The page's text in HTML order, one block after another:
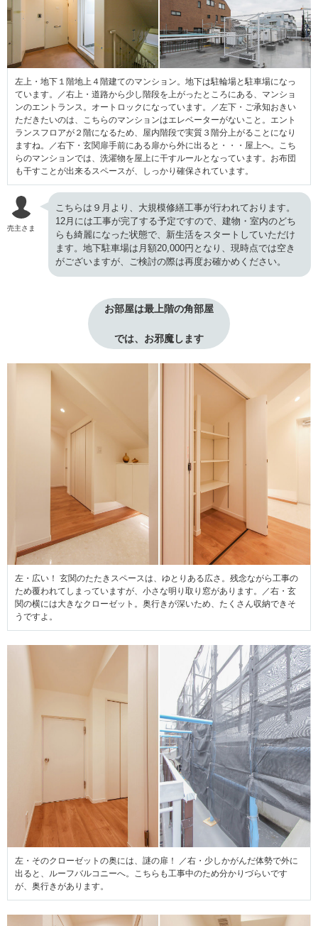
左上・地下１階地上４階建てのマンション。地下は駐輪場と駐車場になっ
ています。／右上・道路から少し階段を上がったところにある、マンショ
ンのエントランス。オートロックになっています。／左下・ご承知おきい
ただきたいのは、こちらのマンションはエレベーターがないこと。エント
ランスフロアが２階になるため、屋内階段で実質３階分上がることになり
ますね。／右下・玄関扉手前にある扉から外に出ると・・・屋上へ。こち
らのマンションでは、洗濯物を屋上に干すルールとなっています。お布団
も干すことが出来るスペースが、しっかり確保されています。
売主さま
こちらは９月より、大規模修繕工事が行われております。
12月には工事が完了する予定ですので、建物・室内のどち
らも綺麗になった状態で、新生活をスタートしていただけ
ます。地下駐車場は月額20,000円となり、現時点では空き
がございますが、ご検討の際は再度お確かめください。
お部屋は最上階の角部屋
では、お邪魔します
左・広い！ 玄関のたたきスペースは、ゆとりある広さ。残念ながら工事の
ため覆われてしまっていますが、小さな明り取り窓があります。／右・玄
関の横には大きなクローゼット。奥行きが深いため、たくさん収納できそ
うですよ。
左・そのクローゼットの奥には、謎の扉！ ／右・少しかがんだ体勢で外に
出ると、ルーフバルコニーへ。こちらも工事中のため分かりづらいです
が、奥行きがあります。